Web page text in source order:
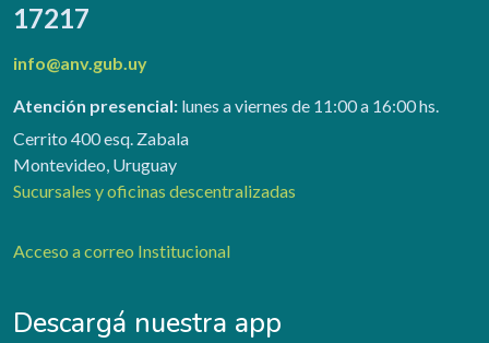
17217
info@anv.gub.uy
Atención presencial: lunes a viernes de 11:00 a 16:00 hs.
Cerrito 400 esq. Zabala
Montevideo, Uruguay
Sucursales y oficinas descentralizadas
Acceso a correo Institucional
Descargá nuestra app